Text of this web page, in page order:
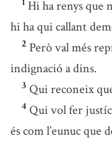
Hi ha renys que
hi ha qui callant
2 Però val més
indignació a dins.
3 Qui reconeix
4 Qui vol fer
és com l’eunuc que